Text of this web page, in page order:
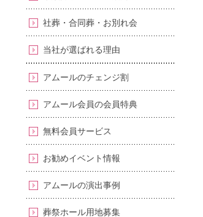
社葬・合同葬・お別れ会
当社が選ばれる理由
アムールのチェンジ割
アムール会員の会員特典
無料会員サービス
お勧めイベント情報
アムールの演出事例
葬祭ホール用地募集